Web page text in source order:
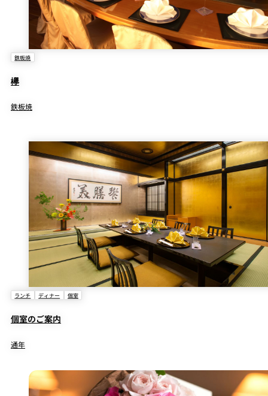
u B）
14名さま
土・日・
祝 ¥19,800
土・日・
祝 ¥39,600
個室のご案内｜用途別一覧
（ほかレストランの個室情報もご覧になれます）
%はお見積り総額に対する取消料の比率です。
お席のみのご予約の場合、ランチ・ディナー共にコース最低料金の
ご予約人数分を申し受けます。
人数変更（減員）も上記日程に準じて差額分を申し受けます。
台風、地震、公共交通機関の大規模運休など、当店がやむを得ない
鉄板焼
欅
鉄板焼
ランチ ディナー 個室
個室のご案内
通年